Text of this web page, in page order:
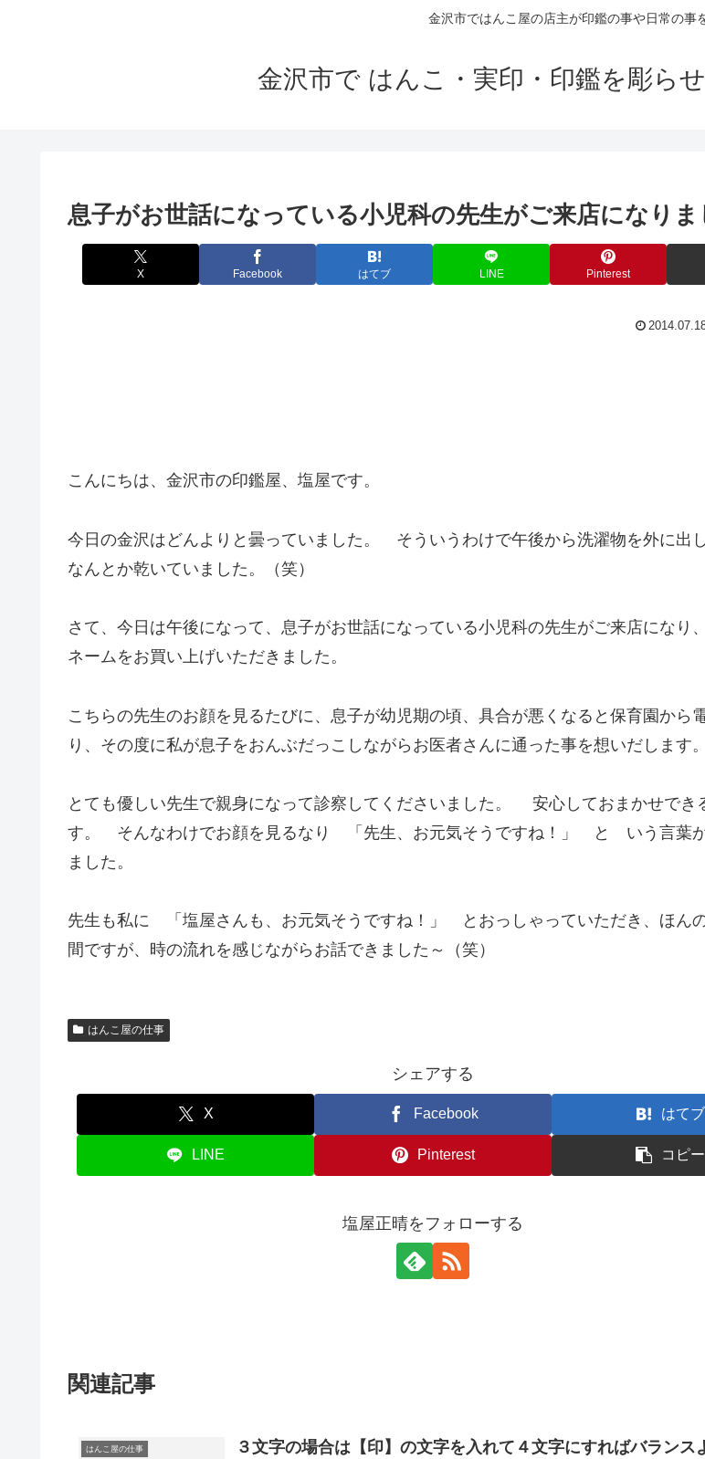
金沢市ではんこ屋の店主が印鑑の事や日常の事
金沢市で はんこ・実印・印鑑を彫ら
息子がお世話になっている小児科の先生がご来店になりま
X Facebook はてブ LINE Pinterest
こんにちは、金沢市の印鑑屋、塩屋です。
今日の金沢はどんよりと曇っていました。 そういうわけで午後から洗濯物を外に出し
なんとか乾いていました。（笑）
さて、今日は午後になって、息子がお世話になっている小児科の先生がご来店になり
ネームをお買い上げいただきました。
こちらの先生のお顔を見るたびに、息子が幼児期の頃、具合が悪くなると保育園から
り、その度に私が息子をおんぶだっこしながらお医者さんに通った事を想いだします。
とても優しい先生で親身になって診察してくださいました。 安心しておまかせでき
す。 そんなわけでお顔を見るなり 「先生、お元気そうですね！」 と いう言葉
ました。
先生も私に 「塩屋さんも、お元気そうですね！」 とおっしゃっていただき、ほん
間ですが、時の流れを感じながらお話できました～（笑）
はんこ屋の仕事
シェアする
X Facebook はてブ
LINE Pinterest コピー
塩屋正晴をフォローする
関連記事
はんこ屋の仕事
３文字の場合は【印】の文字を入れて４文字にすればバランス